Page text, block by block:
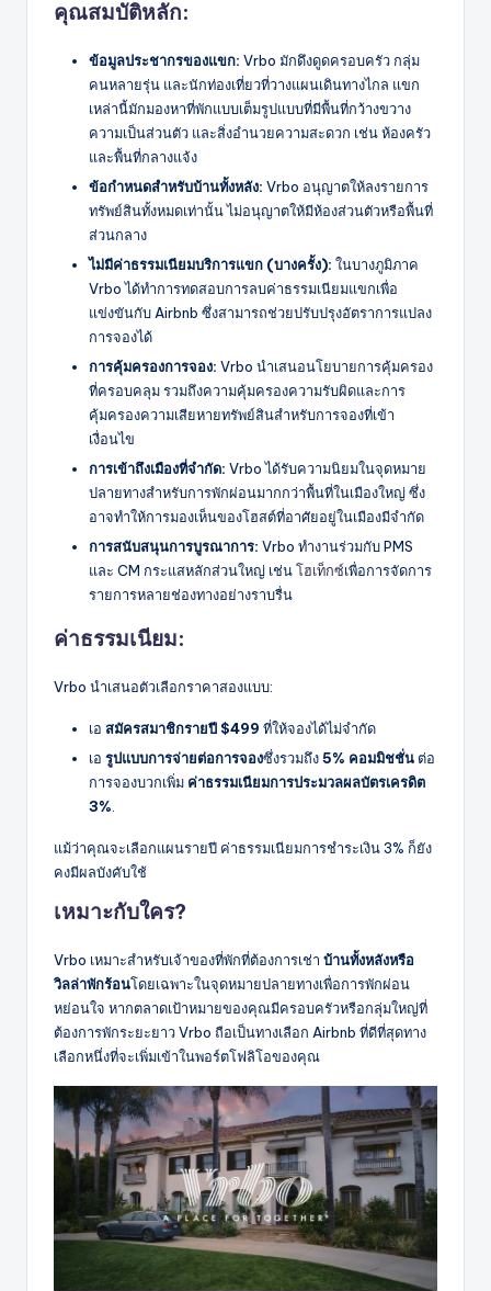
คุณสมบัติหลัก:
ข้อมูลประชากรของแขก: Vrbo มักดึงดูดครอบครัว กลุ่ม
คนหลายรุ่น และนักท่องเที่ยวที่วางแผนเดินทางไกล แขก
เหล่านี้มักมองหาที่พักแบบเต็มรูปแบบที่มีพื้นที่กว้างขวาง
ความเป็นส่วนตัว และสิ่งอำนวยความสะดวก เช่น ห้องครัว
และพื้นที่กลางแจ้ง
ข้อกำหนดสำหรับบ้านทั้งหลัง: Vrbo อนุญาตให้ลงรายการ
ทรัพย์สินทั้งหมดเท่านั้น ไม่อนุญาตให้มีห้องส่วนตัวหรือพื้นที่
ส่วนกลาง
ไม่มีค่าธรรมเนียมบริการแขก (บางครั้ง): ในบางภูมิภาค
Vrbo ได้ทำการทดสอบการลบค่าธรรมเนียมแขกเพื่อ
แข่งขันกับ Airbnb ซึ่งสามารถช่วยปรับปรุงอัตราการแปลง
การจองได้
การคุ้มครองการจอง: Vrbo นำเสนอนโยบายการคุ้มครอง
ที่ครอบคลุม รวมถึงความคุ้มครองความรับผิดและการ
คุ้มครองความเสียหายทรัพย์สินสำหรับการจองที่เข้า
เงื่อนไข
การเข้าถึงเมืองที่จำกัด: Vrbo ได้รับความนิยมในจุดหมาย
ปลายทางสำหรับการพักผ่อนมากกว่าพื้นที่ในเมืองใหญ่ ซึ่ง
อาจทำให้การมองเห็นของโฮสต์ที่อาศัยอยู่ในเมืองมีจำกัด
การสนับสนุนการบูรณาการ: Vrbo ทำงานร่วมกับ PMS
และ CM กระแสหลักส่วนใหญ่ เช่นโฮเท็กซ์เพื่อการจัดการ
รายการหลายช่องทางอย่างราบรื่น
ค่าธรรมเนียม:
Vrbo นำเสนอตัวเลือกราคาสองแบบ:
เอ สมัครสมาชิกรายปี $499 ที่ให้จองได้ไม่จำกัด
เอ รูปแบบการจ่ายต่อการจองซึ่งรวมถึง5% คอมมิชชั่น ต่อ
การจองบวกเพิ่ม ค่าธรรมเนียมการประมวลผลบัตรเครดิต
3%.
แม้ว่าคุณจะเลือกแผนรายปี ค่าธรรมเนียมการชำระเงิน 3% ก็ยัง
คงมีผลบังคับใช้
เหมาะกับใคร?
Vrbo เหมาะสำหรับเจ้าของที่พักที่ต้องการเช่า บ้านทั้งหลังหรือ
วิลล่าพักร้อนโดยเฉพาะในจุดหมายปลายทางเพื่อการพักผ่อน
หย่อนใจ หากตลาดเป้าหมายของคุณมีครอบครัวหรือกลุ่มใหญ่ที่
ต้องการพักระยะยาว Vrbo ถือเป็นทางเลือก Airbnb ที่ดีที่สุดทาง
เลือกหนึ่งที่จะเพิ่มเข้าในพอร์ตโฟลิโอของคุณ